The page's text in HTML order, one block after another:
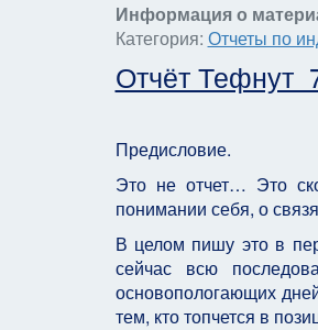
Информация о
Категория: Отчеты по
Отчёт Тефнут
Предисловие.
Это не отчет… Это
понимании себя, о
В целом пишу это в
сейчас всю
основопологающих
тем, кто топчется в